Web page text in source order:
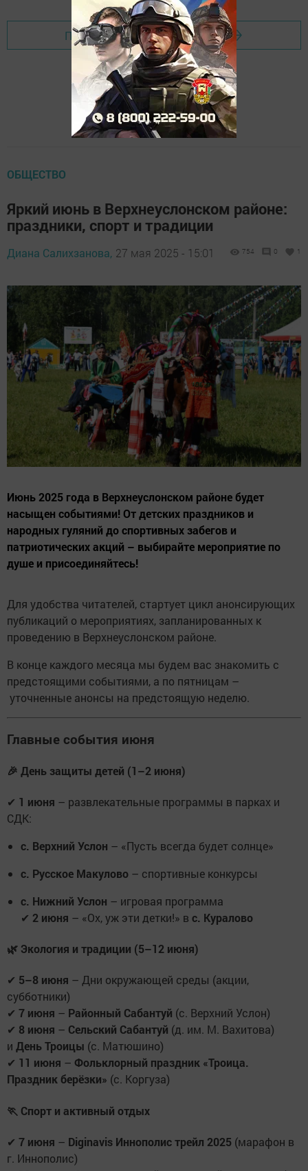
Перейти на страницу новости
ОБЩЕСТВО
Яркий июнь в Верхнеуслонском районе:
праздники, спорт и традиции
Диана Салихзанова, 27 мая 2025 - 15:01 754 0 1
Июнь 2025 года в Верхнеуслонском районе будет
насыщен событиями! От детских праздников и
народных гуляний до спортивных забегов и
патриотических акций – выбирайте мероприятие по
душе и присоединяйтесь!
Для удобства читателей, стартует цикл анонсирующих
публикаций о мероприятиях, запланированных к
проведению в Верхнеуслонском районе.
В конце каждого месяца мы будем вас знакомить с
предстоящими событиями, а по пятницам –
уточненные анонсы на предстоящую неделю.
Главные события июня
🎉 День защиты детей (1–2 июня)
✔ 1 июня – развлекательные программы в парках и
СДК:
с. Верхний Услон – «Пусть всегда будет солнце»
с. Русское Макулово – спортивные конкурсы
с. Нижний Услон – игровая программа
✔ 2 июня – «Ох, уж эти детки!» в с. Куралово
🌿 Экология и традиции (5–12 июня)
✔ 5–8 июня – Дни окружающей среды (акции,
субботники)
✔ 7 июня – Районный Сабантуй (с. Верхний Услон)
✔ 8 июня – Сельский Сабантуй (д. им. М. Вахитова)
и День Троицы (с. Матюшино)
✔ 11 июня – Фольклорный праздник «Троица.
Праздник берёзки» (с. Коргуза)
🏃 Спорт и активный отдых
✔ 7 июня – Diginavis Иннополис трейл 2025 (марафон в
г. Иннополис)